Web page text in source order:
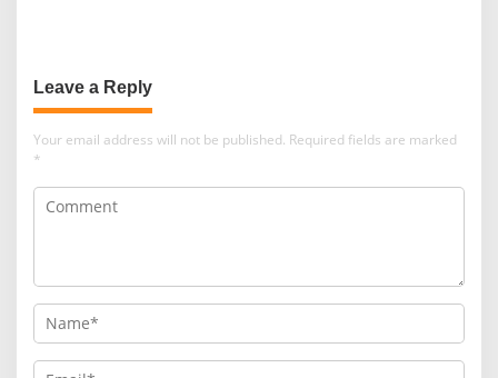
Leave a Reply
Your email address will not be published. Required fields are marked
*